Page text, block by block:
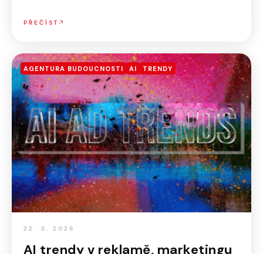
PŘEČÍST
AGENTURA BUDOUCNOSTI AI TRENDY
22. 3. 2026
AI trendy v reklamě, marketingu